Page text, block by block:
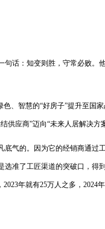
句话：知变则胜，守常必败。
色、智慧的“好房子”提升至国
供应商”迈向“未来人居解决方
底气的。因为它的经销商通过
准了工匠渠道的突破口，得
年就有25万人之多，2024